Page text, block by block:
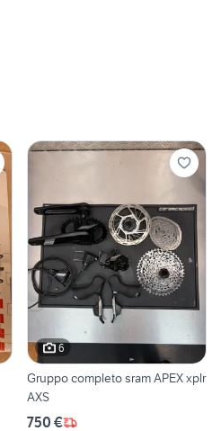
6
Gruppo completo sram APEX xplr
AXS
750 €